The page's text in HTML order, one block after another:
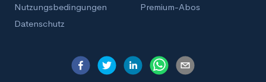
Nutzungsbedingungen
Datenschutz
Premium-Abos